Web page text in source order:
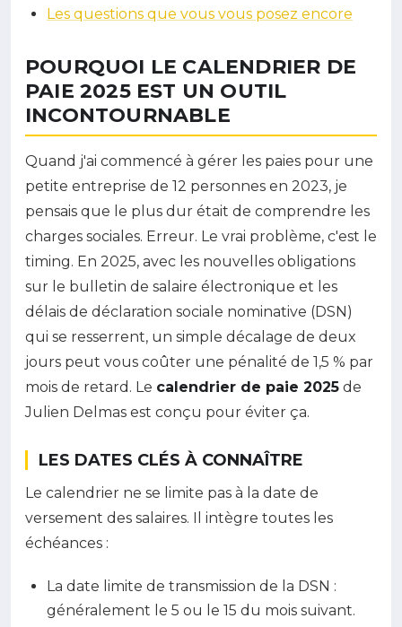
Les questions que vous vous posez encore
POURQUOI LE CALENDRIER DE
PAIE 2025 EST UN OUTIL
INCONTOURNABLE
Quand j'ai commencé à gérer les paies pour une
petite entreprise de 12 personnes en 2023, je
pensais que le plus dur était de comprendre les
charges sociales. Erreur. Le vrai problème, c'est le
timing. En 2025, avec les nouvelles obligations
sur le bulletin de salaire électronique et les
délais de déclaration sociale nominative (DSN)
qui se resserrent, un simple décalage de deux
jours peut vous coûter une pénalité de 1,5 % par
mois de retard. Le calendrier de paie 2025 de
Julien Delmas est conçu pour éviter ça.
LES DATES CLÉS À CONNAÎTRE
Le calendrier ne se limite pas à la date de
versement des salaires. Il intègre toutes les
échéances :
La date limite de transmission de la DSN :
généralement le 5 ou le 15 du mois suivant.